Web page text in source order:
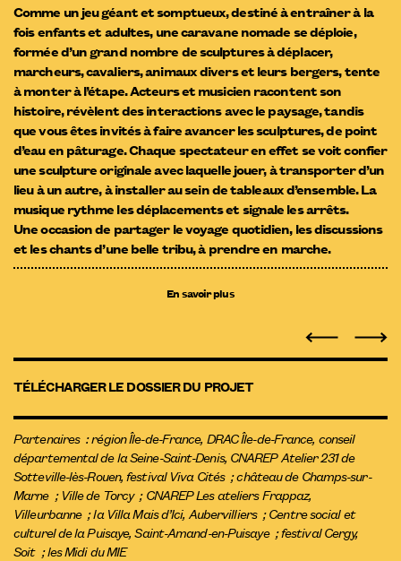
Comme un jeu géant et somptueux, destiné à entraîner à la
fois enfants et adultes, une caravane nomade se déploie,
formée d’un grand nombre de sculptures à déplacer,
marcheurs, cavaliers, animaux divers et leurs bergers, tente
à monter à l’étape. Acteurs et musicien racontent son
histoire, révèlent des interactions avec le paysage, tandis
que vous êtes invités à faire avancer les sculptures, de point
d’eau en pâturage. Chaque spectateur en effet se voit confier
une sculpture originale avec laquelle jouer, à transporter d’un
lieu à un autre, à installer au sein de tableaux d’ensemble. La
musique rythme les déplacements et signale les arrêts.
Une occasion de partager le voyage quotidien, les discussions
et les chants d’une belle tribu, à prendre en marche.
En savoir plus
TÉLÉCHARGER LE DOSSIER DU PROJET
Partenaires : région Île-de-France, DRAC Île-de-France, conseil
départemental de la Seine-Saint-Denis, CNAREP Atelier 231 de
Sotteville-lès-Rouen, festival Viva Cités ; château de Champs-sur-
Marne ; Ville de Torcy ; CNAREP Les ateliers Frappaz,
Villeurbanne ; la Villa Mais d’Ici, Aubervilliers ; Centre social et
culturel de la Puisaye, Saint-Amand-en-Puisaye ; festival Cergy,
Soit ; les Midi du MIE